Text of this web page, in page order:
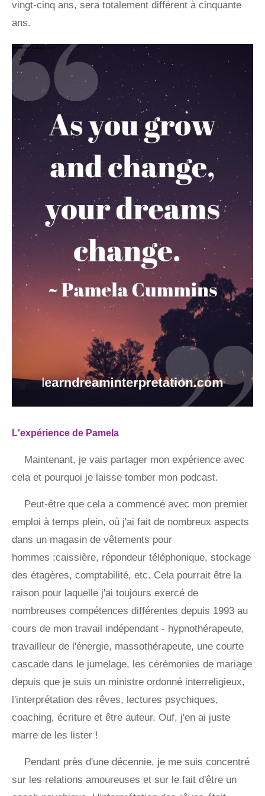
vingt-cinq ans, sera totalement différent à cinquante
ans.
L'expérience de Pamela
Maintenant, je vais partager mon expérience avec
cela et pourquoi je laisse tomber mon podcast.
Peut-être que cela a commencé avec mon premier
emploi à temps plein, où j'ai fait de nombreux aspects
dans un magasin de vêtements pour
hommes :caissière, répondeur téléphonique, stockage
des étagères, comptabilité, etc. Cela pourrait être la
raison pour laquelle j'ai toujours exercé de
nombreuses compétences différentes depuis 1993 au
cours de mon travail indépendant - hypnothérapeute,
travailleur de l'énergie, massothérapeute, une courte
cascade dans le jumelage, les cérémonies de mariage
depuis que je suis un ministre ordonné interreligieux,
l'interprétation des rêves, lectures psychiques,
coaching, écriture et être auteur. Ouf, j'en ai juste
marre de les lister !
Pendant près d'une décennie, je me suis concentré
sur les relations amoureuses et sur le fait d'être un